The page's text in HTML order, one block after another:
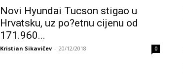
Novi Hyundai Tucson stigao u
Hrvatsku, uz po?etnu cijenu od
171.960...
Kristian Sikavičev - 20/12/2018 0